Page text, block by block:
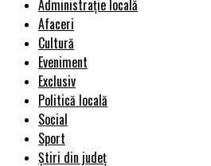
Administrație locală
Afaceri
Cultură
Eveniment
Exclusiv
Politică locală
Social
Sport
Știri din județ